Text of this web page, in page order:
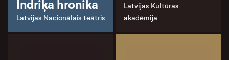
Indriķa hronika
Latvijas Nacionālais teātris
Latvijas Kultūras
akadēmija